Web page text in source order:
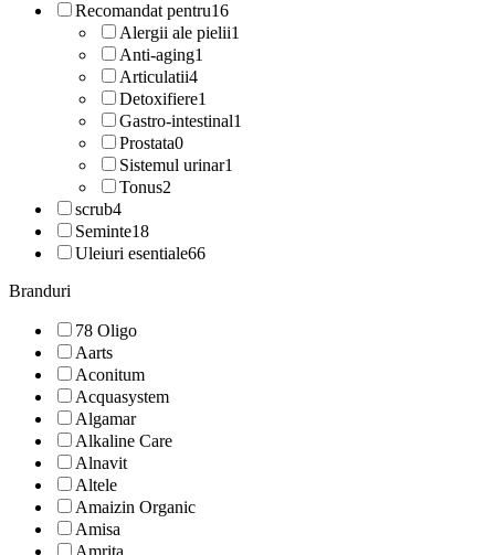
Recomandat pentru16
Alergii ale pielii1
Anti-aging1
Articulatii4
Detoxifiere1
Gastro-intestinal1
Prostata0
Sistemul urinar1
Tonus2
scrub4
Seminte18
Uleiuri esentiale66
Branduri
78 Oligo
Aarts
Aconitum
Acquasystem
Algamar
Alkaline Care
Alnavit
Altele
Amaizin Organic
Amisa